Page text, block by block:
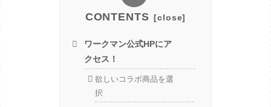
CONTENTS
ワークマン公式HPにア
クセス！
欲しいコラボ商品を選
択